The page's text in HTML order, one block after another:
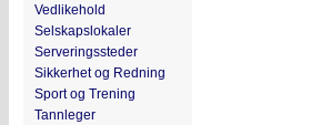
Vedlikehold
Selskapslokaler
Serveringssteder
Sikkerhet og Redning
Sport og Trening
Tannleger